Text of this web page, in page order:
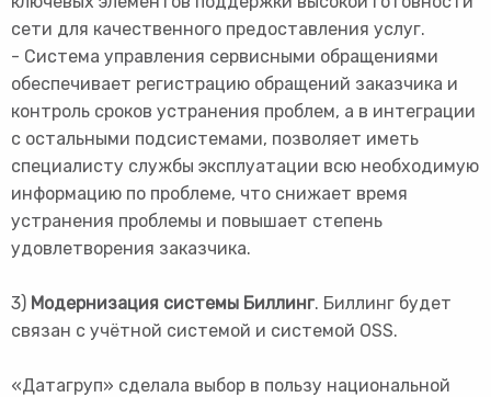
сети для качественного предоставления услуг.
- Система управления сервисными обращениями
обеспечивает регистрацию обращений заказчика и
контроль сроков устранения проблем, а в интеграции
с остальными подсистемами, позволяет иметь
специалисту службы эксплуатации всю необходимую
информацию по проблеме, что снижает время
устранения проблемы и повышает степень
удовлетворения заказчика.
3) Модернизация системы Биллинг. Биллинг будет
связан с учётной системой и системой OSS.
«Датагруп» сделала выбор в пользу национальной